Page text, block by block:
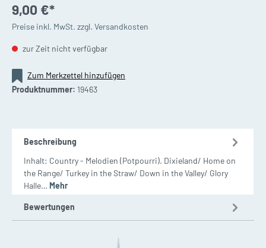
9,00 €*
Preise inkl. MwSt. zzgl. Versandkosten
zur Zeit nicht verfügbar
Zum Merkzettel hinzufügen
Produktnummer: 19463
Beschreibung
Inhalt: Country - Melodien (Potpourri). Dixieland/ Home on
the Range/ Turkey in the Straw/ Down in the Valley/ Glory
Halle… Mehr
Bewertungen